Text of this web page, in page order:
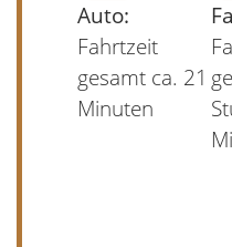
Auto:
Fahrtzeit
gesamt ca. 21
Minuten